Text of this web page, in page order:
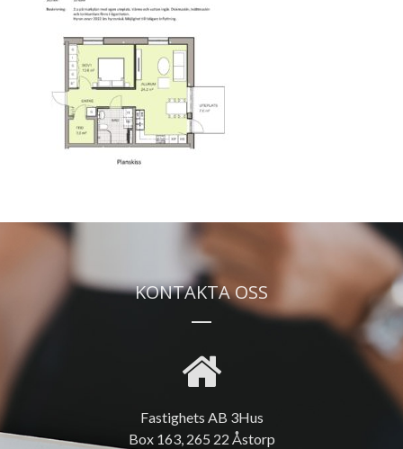
KONTAKTA OSS
Fastighets AB 3Hus
Box 163, 265 22 Åstorp